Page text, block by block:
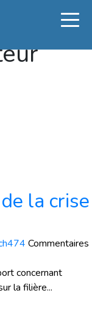
la crise
Commentaires
concernant
la filière...